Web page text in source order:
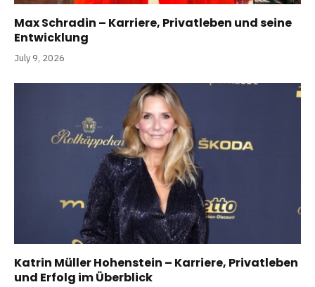
Max Schradin – Karriere, Privatleben und seine
Entwicklung
July 9, 2026
Katrin Müller Hohenstein – Karriere, Privatleben
und Erfolg im Überblick